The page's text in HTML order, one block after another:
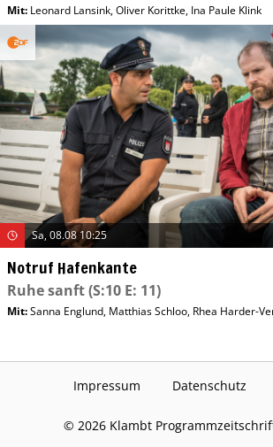
Mit: Leonard Lansink,Oliver Korittke, Ina Paule Klink
Sa, 08.08 10:25
Notruf Hafenkante
Ruhe sanft(S:10 E: 11)
Mit:Sanna Englund, Matthias Schloo, Rhea Harder-
Impressum Datenschutz
© 2026 Klambt